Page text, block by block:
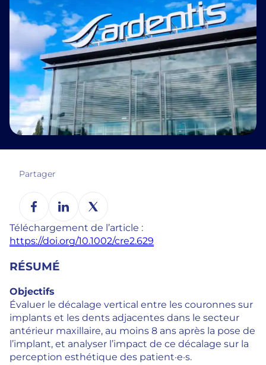
Partager
Téléchargement de l’article :
https://doi.org/10.1002/cre2.629
RÉSUMÉ
Objectifs
Évaluer le décalage vertical entre les couronnes sur
implants et les dents adjacentes dans le secteur
antérieur maxillaire, au moins 8 ans après la pose de
l’implant, et analyser l’impact de ce décalage sur la
perception esthétique des patient·e·s.